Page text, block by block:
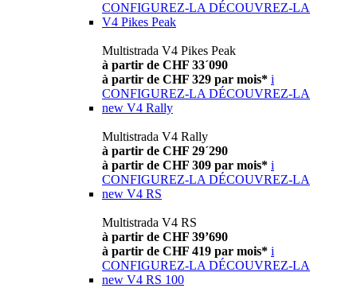
CONFIGUREZ-LA DÉCOUVREZ-LA
V4 Pikes Peak
Multistrada V4 Pikes Peak
à partir de CHF 33´090
à partir de CHF 329 par mois* i
CONFIGUREZ-LA DÉCOUVREZ-LA
new V4 Rally
Multistrada V4 Rally
à partir de CHF 29´290
à partir de CHF 309 par mois* i
CONFIGUREZ-LA DÉCOUVREZ-LA
new V4 RS
Multistrada V4 RS
à partir de CHF 39’690
à partir de CHF 419 par mois* i
CONFIGUREZ-LA DÉCOUVREZ-LA
new V4 RS 100